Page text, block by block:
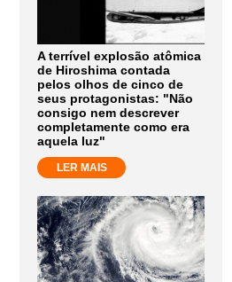
A terrível explosão atômica
de Hiroshima contada
pelos olhos de cinco de
seus protagonistas: "Não
consigo nem descrever
completamente como era
aquela luz"
LER MAIS